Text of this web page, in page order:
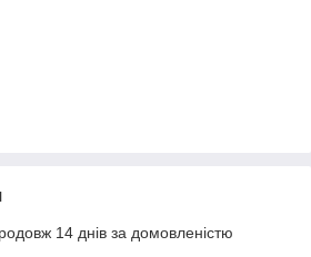
14 днів за домовленістю